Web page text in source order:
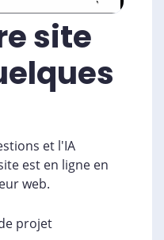
site
et l'IA
est en ligne en
web.
projet